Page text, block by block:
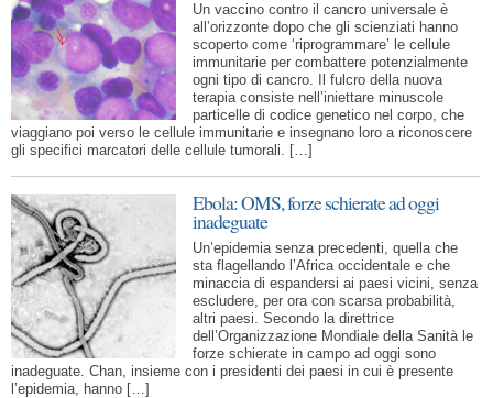
Un vaccino contro il cancro universale è
all’orizzonte dopo che gli scienziati hanno
scoperto come ‘riprogrammare’ le cellule
immunitarie per combattere potenzialmente
ogni tipo di cancro. Il fulcro della nuova
terapia consiste nell’iniettare minuscole
particelle di codice genetico nel corpo, che
viaggiano poi verso le cellule immunitarie e insegnano loro a riconoscere
gli specifici marcatori delle cellule tumorali. […]
Ebola: OMS, forze schierate ad oggi
inadeguate
Un’epidemia senza precedenti, quella che
sta flagellando l’Africa occidentale e che
minaccia di espandersi ai paesi vicini, senza
escludere, per ora con scarsa probabilità,
altri paesi. Secondo la direttrice
dell’Organizzazione Mondiale della Sanità le
forze schierate in campo ad oggi sono
inadeguate. Chan, insieme con i presidenti dei paesi in cui è presente
l’epidemia, hanno […]